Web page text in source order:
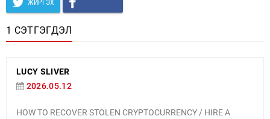
ЖИРГЭХ
1 СЭТГЭГДЭЛ
LUCY SLIVER
2026.05.12
HOW TO RECOVER STOLEN CRYPTOCURRENCY / HIRE A